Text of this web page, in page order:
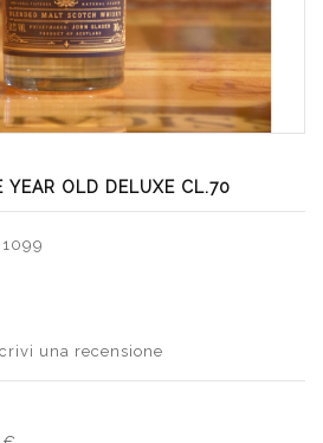
YEAR OLD DELUXE CL.70
una recensione